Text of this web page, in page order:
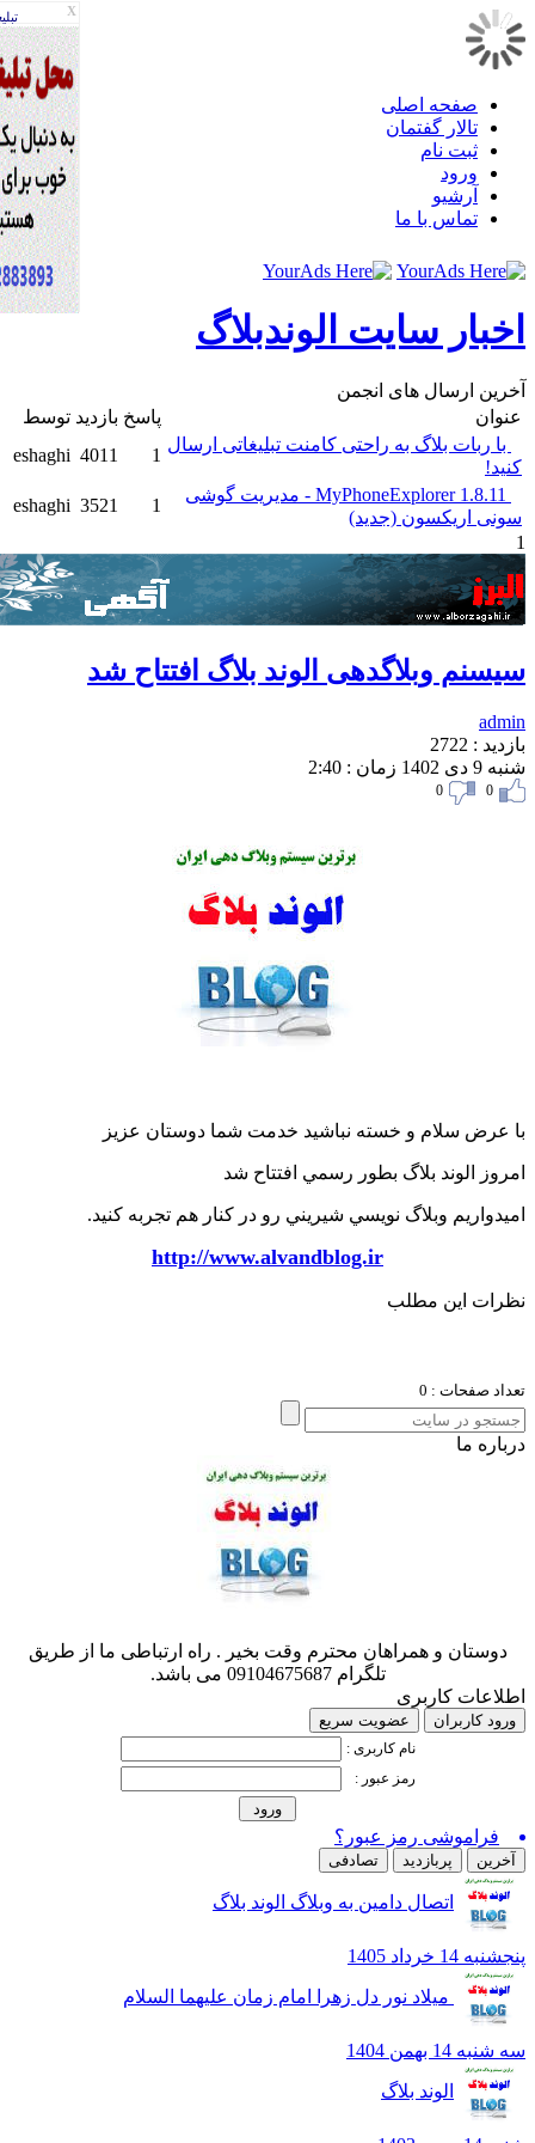
تبليغات
صفحه اصلی
تالار گفتمان
ثبت نام
ورود
آرشیو
تماس با ما
سایت الوندبلاگ
ارسال های انجمن
پاسخ بازدید توسط
ربات بلاگ به راحتی کامنت تبلیغاتی ارسال
1
4011
eshaghi
MyPhoneExplorer 1.8.11 - مدیریت گوشی
اریکسون (جدید)
1
3521
eshaghi
وبلاگدهی الوند بلاگ افتتاح شد
: 2722
: 2:40
0
0
سلام و خسته نباشيد خدمت شما دوستان عزيز
الوند بلاگ بطور رسمي افتتاح شد
وبلاگ نويسي شيريني رو در كنار هم تجربه كنيد.
http://www.alvandblog.ir
این مطلب
صفحات : 0
ما
و همراهان محترم وقت بخیر . راه ارتباطی ما از طریق
تلگرام 09104675687 می باشد.
کاربری
کاربران عضویت سریع
نام کاربری :
رمز عبور :
فراموشی رمز عبور؟
پربازدید تصادفی
اتصال دامین به وبلاگ الوند بلاگ
خرداد 1405
میلاد نور دل زهرا امام زمان علیهما السلام
14 بهمن 1404
الوند بلاگ